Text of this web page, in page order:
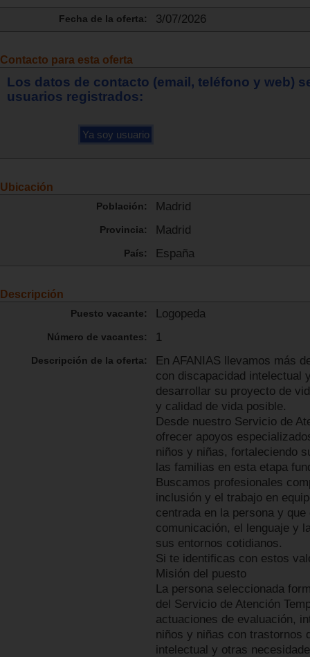
Fecha de la oferta: 3/07/2026
Contacto para esta oferta
Los datos de contacto (email, teléfono y web)
usuarios registrados:
Ubicación
Población: Madrid
Provincia: Madrid
País: España
Descripción
Puesto vacante: Logopeda
Número de vacantes: 1
Descripción de la oferta:
En AFANIAS llevamos más
con discapacidad intelectual
desarrollar su proyecto de
y calidad de vida posible.
Desde nuestro Servicio de
ofrecer apoyos
niños y niñas, fortaleciendo
las familias en esta etapa
Buscamos profesionales
inclusión y el trabajo en
centrada en la persona y
comunicación, el lenguaje y
sus entornos cotidianos.
Si te identificas con estos
Misión del puesto
La persona seleccionada
del Servicio de Atención
actuaciones de evaluación,
niños y niñas con trastornos
intelectual y otras